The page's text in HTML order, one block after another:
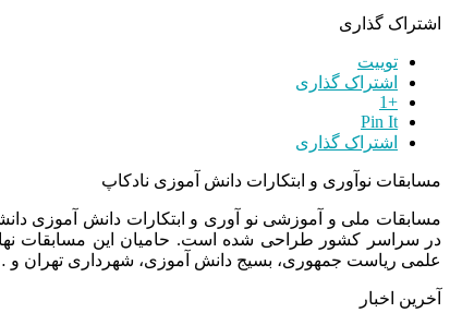
اشتراک گذاری
توییت
اشتراک گذاری
+1
Pin It
اشتراک گذاری
مسابقات نوآوری و ابتکارات دانش آموزی نادکاپ
مسابقات ملی و آموزشی نو آوری و ابتکارات دانش آموزی
در سراسر کشور طراحی شده است. حامیان این مسابقات
علمی ریاست جمهوری، بسیج دانش آموزی، شهرداری تهران و …
آخرین اخبار